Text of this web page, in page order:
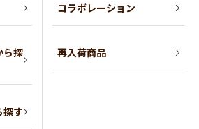
ら探
探す
コラボレーション
再入荷商品